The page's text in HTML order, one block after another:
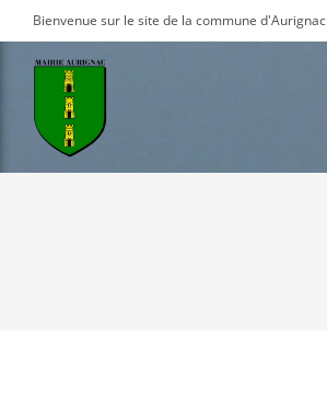
to
content
Bienvenue sur le site de la commune d'Aurignac